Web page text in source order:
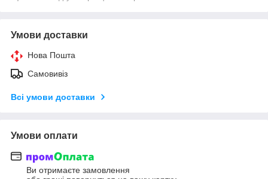
Умови доставки
Нова Пошта
Самовивіз
Всі умови доставки
Умови оплати
Ви отримаєте замовлення